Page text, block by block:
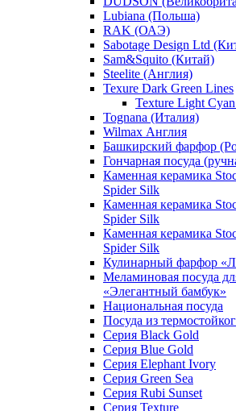
Lubiana (Польша)
RAK (ОАЭ)
Sabotage Design Ltd
Sam&Squito (Китай)
Steelite (Англия)
Texure Dark Green Lines
Texture Light
Tognana (Италия)
Wilmax Англия
Башкирский фарфор
Гончарная посуда
Каменная керамика
Spider Silk
Каменная керамика
Spider Silk
Каменная керамика
Spider Silk
Кулинарный фарфор
Меламиновая посуда
«Элегантный бамбук»
Национальная посуда
Посуда из
Серия Black Gold
Серия Blue Gold
Серия Elephant Ivory
Серия Green Sea
Серия Rubi Sunset
Серия Texture